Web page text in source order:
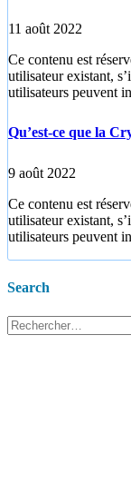
11 août 2022
Ce contenu est
utilisateur existant,
utilisateurs peuvent
Qu’est-ce que la
9 août 2022
Ce contenu est
utilisateur existant,
utilisateurs peuvent
Search
Rechercher :